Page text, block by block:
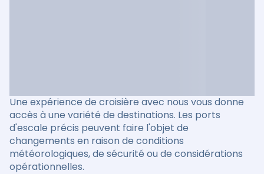
Une expérience de croisière avec nous vous donne
accès à une variété de destinations. Les ports
d'escale précis peuvent faire l'objet de
changements en raison de conditions
météorologiques, de sécurité ou de considérations
opérationnelles.